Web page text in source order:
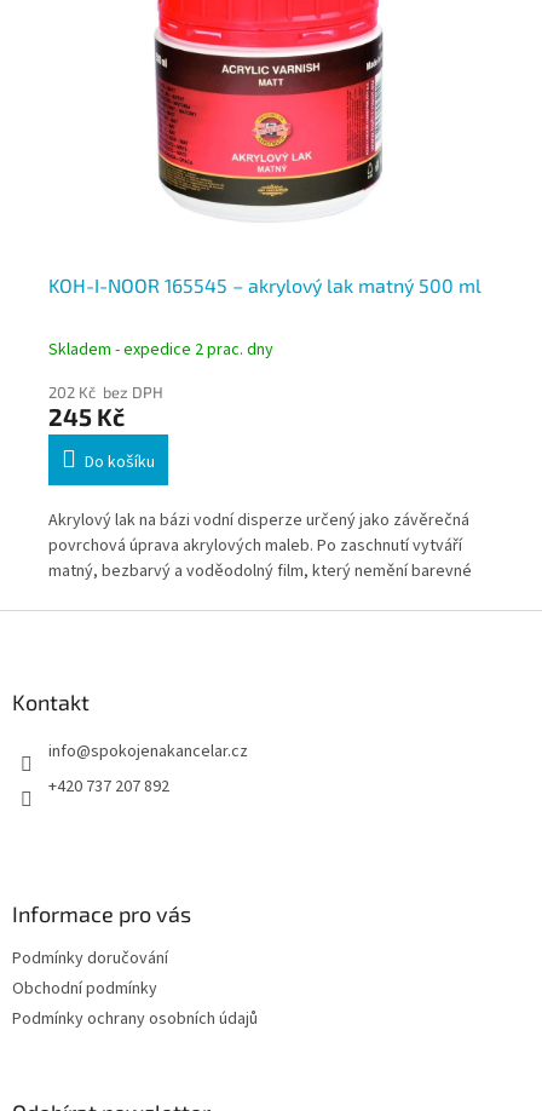
KOH-I-NOOR 165545 – akrylový lak matný 500 ml
Skladem - expedice 2 prac. dny
202 Kč bez DPH
245 Kč
Do košíku
Akrylový lak na bázi vodní disperze určený jako závěrečná
povrchová úprava akrylových maleb. Po zaschnutí vytváří
matný, bezbarvý a voděodolný film, který nemění barevné
Kontakt
info@spokojenakancelar.cz
+420 737 207 892
Informace pro vás
Podmínky doručování
Obchodní podmínky
Podmínky ochrany osobních údajů